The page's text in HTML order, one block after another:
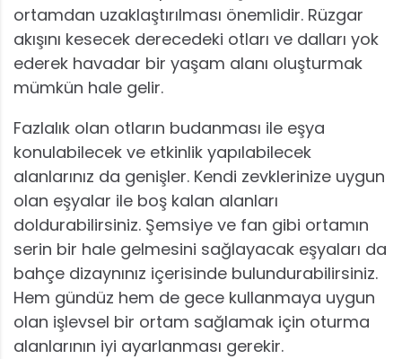
ortamdan uzaklaştırılması önemlidir. Rüzgar
akışını kesecek derecedeki otları ve dalları yok
ederek havadar bir yaşam alanı oluşturmak
mümkün hale gelir.
Fazlalık olan otların budanması ile eşya
konulabilecek ve etkinlik yapılabilecek
alanlarınız da genişler. Kendi zevklerinize uygun
olan eşyalar ile boş kalan alanları
doldurabilirsiniz. Şemsiye ve fan gibi ortamın
serin bir hale gelmesini sağlayacak eşyaları da
bahçe dizaynınız içerisinde bulundurabilirsiniz.
Hem gündüz hem de gece kullanmaya uygun
olan işlevsel bir ortam sağlamak için oturma
alanlarının iyi ayarlanması gerekir.